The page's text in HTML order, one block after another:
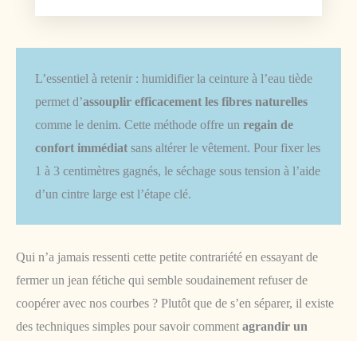
L’essentiel à retenir : humidifier la ceinture à l’eau tiède
permet d’assouplir efficacement les fibres naturelles
comme le denim. Cette méthode offre un regain de
confort immédiat sans altérer le vêtement. Pour fixer les
1 à 3 centimètres gagnés, le séchage sous tension à l’aide
d’un cintre large est l’étape clé.
Qui n’a jamais ressenti cette petite contrariété en essayant de
fermer un jean fétiche qui semble soudainement refuser de
coopérer avec nos courbes ? Plutôt que de s’en séparer, il existe
des techniques simples pour savoir comment agrandir un